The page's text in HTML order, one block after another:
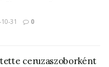
31 0
ceruzaszoborként